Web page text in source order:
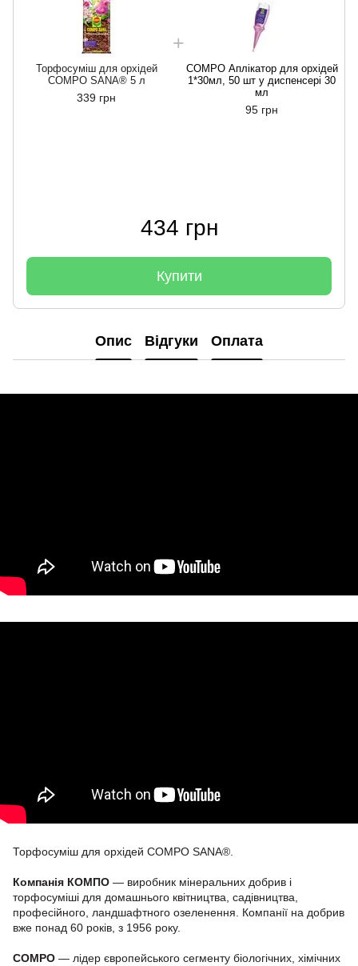
Торфосуміш для орхідей
COMPO SANA® 5 л
339 грн
COMPO Аплікатор для орхідей
1*30мл, 50 шт у диспенсері 30
мл
95 грн
434 грн
Купити
Опис Відгуки Оплата
Торфосуміш для орхідей COMPO SANA®.
Компанія КОМПО — виробник мінеральних добрив і
торфосуміші для домашнього квітництва, садівництва,
професійного, ландшафтного озеленення. Компанії на добрив
вже понад 60 років, з 1956 року.
COMPO — лідер європейського сегменту біологічних, хімічних